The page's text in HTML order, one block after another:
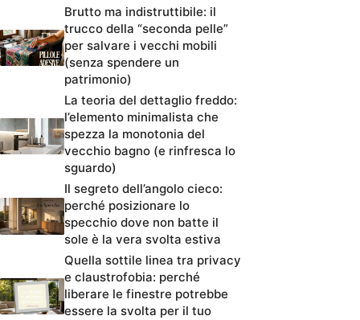
Brutto ma indistruttibile: il
trucco della “seconda pelle”
per salvare i vecchi mobili
(senza spendere un
patrimonio)
La teoria del dettaglio freddo:
l’elemento minimalista che
spezza la monotonia del
vecchio bagno (e rinfresca lo
sguardo)
Il segreto dell’angolo cieco:
perché posizionare lo
specchio dove non batte il
sole è la vera svolta estiva
Quella sottile linea tra privacy
e claustrofobia: perché
liberare le finestre potrebbe
essere la svolta per il tuo